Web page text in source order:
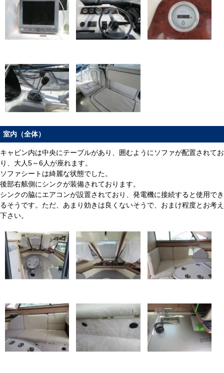
室内（全体）
キャビン内は中央にテーブルがあり、囲むようにソファが配置されてお
り、大人5～6人が座れます。
ソファシートは綺麗な状態でした。
後部右舷側にシンクが装備されております。
シンクの脇にエアコンが設置されており、発電機に接続すると使用でき
るそうです。ただ、あまり効きは良くないそうで、おまけ程度とお考え
下さい。